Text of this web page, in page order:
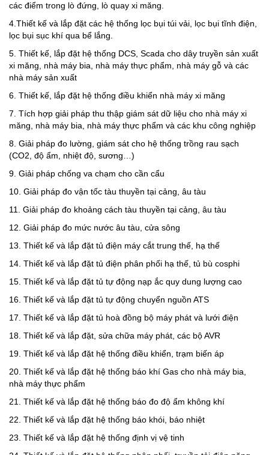
các điểm trong lò đứng, lò quay xi măng.
4.Thiết kế và lắp đặt các hệ thống lọc bụi túi vải, lọc bụi tĩnh điện,
lọc bụi sục khí qua bể lắng.
5. Thiết kế, lắp đặt hệ thống DCS, Scada cho dây truyền sản xuất
xi măng, nhà máy bia, nhà máy thực phẩm, nhà máy gỗ và các
nhà máy sản xuất
6. Thiết kế, lắp đặt hệ thống điều khiển nhà máy xi măng
7. Tích hợp giải pháp thu thập giám sát dữ liệu cho nhà máy xi
măng, nhà máy bia, nhà máy thực phẩm và các khu công nghiệp
8. Giải pháp đo lường, giám sát cho hệ thống trồng rau sạch
(CO2, độ ẩm, nhiệt độ, sương…)
9. Giải pháp chống va chạm cho cần cẩu
10. Giải pháp đo vận tốc tàu thuyền tại cảng, âu tàu
11. Giải pháp đo khoảng cách tàu thuyền tại cảng, âu tàu
12. Giải pháp đo mức nước âu tàu, cửa sông
13. Thiết kế và lắp đặt tủ điện máy cắt trung thế, hạ thế
14. Thiết kế và lắp đặt tủ điện phân phối hạ thế, tủ bù cosphi
15. Thiết kế và lắp đặt tủ tự động nạp ắc quy dung lượng cao
16. Thiết kế và lắp đặt tủ tự động chuyển nguồn ATS
17. Thiết kế và lắp đặt tủ hoà đồng bộ máy phát và lưới điện
18. Thiết kế và lắp đặt, sửa chữa máy phát, các bộ AVR
19. Thiết kế và lắp đặt hệ thống điều khiển, trạm biến áp
20. Thiết kế và lắp đặt hệ thống báo khí Gas cho nhà máy bia,
nhà máy thực phẩm
21. Thiết kế và lắp đặt hệ thống báo đo độ ẩm không khí
22. Thiết kế và lắp đặt hệ thống báo khói, báo nhiệt
23. Thiết kế và lắp đặt hệ thống định vị vệ tinh